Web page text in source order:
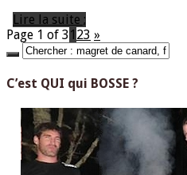
Lire la suite ;
Page 1 of 31 23 »
C’est QUI qui BOSSE ?